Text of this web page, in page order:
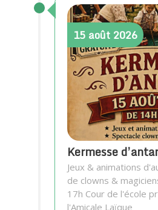
15 août 2026
Kermesse
Jeux & animations
de clowns &
17h Cour de l'école
l'Amicale Laïque